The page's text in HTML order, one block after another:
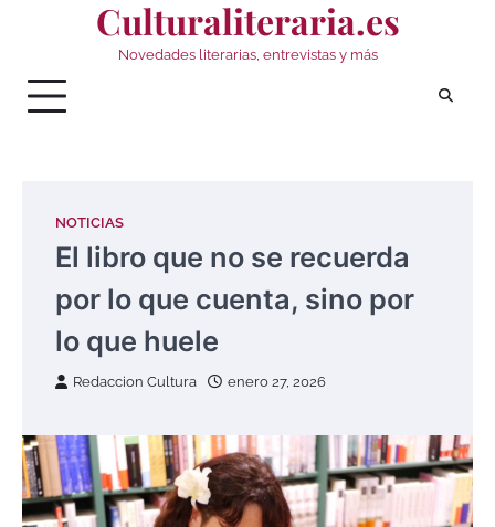
Culturaliteraria.es
Novedades literarias, entrevistas y más
NOTICIAS
El libro que no se recuerda
por lo que cuenta, sino por
lo que huele
Redaccion Cultura enero 27, 2026